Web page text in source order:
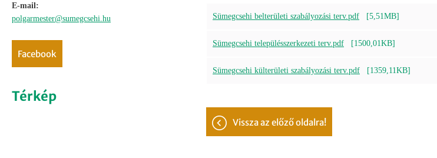
E-mail:
polgarmester@sumegcsehi.hu
facebook
Térkép
Sümegcsehi belterületi szabályozási terv.pdf [5,51MB]
Sümegcsehi településszerkezeti terv.pdf [1500,01KB]
Sümegcsehi külterületi szabályozási terv.pdf [1359,11KB]
vissza az előző oldalra!